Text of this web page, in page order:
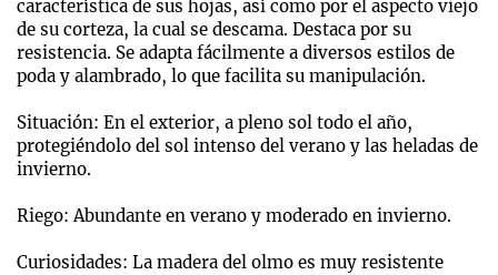
característica de sus hojas, así como por el aspecto viejo
de su corteza, la cual se descama. Destaca por su
resistencia. Se adapta fácilmente a diversos estilos de
poda y alambrado, lo que facilita su manipulación.
Situación: En el exterior, a pleno sol todo el año,
protegiéndolo del sol intenso del verano y las heladas de
invierno.
Riego: Abundante en verano y moderado en invierno.
Curiosidades: La madera del olmo es muy resistente